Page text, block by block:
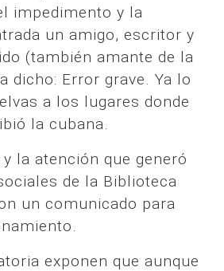
impedimento y la
un amigo, escritor y
(también amante de la
dicho: Error grave. Ya lo
a los lugares donde
la cubana.
la atención que generó
de la Biblioteca
un comunicado para
exponen que aunque